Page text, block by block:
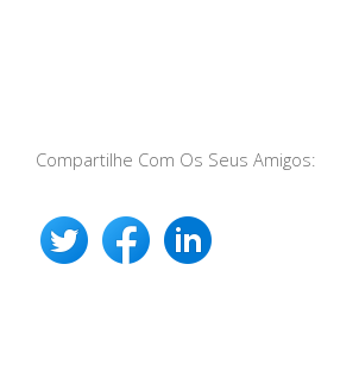
Compartilhe Com Os Seus Amigos: